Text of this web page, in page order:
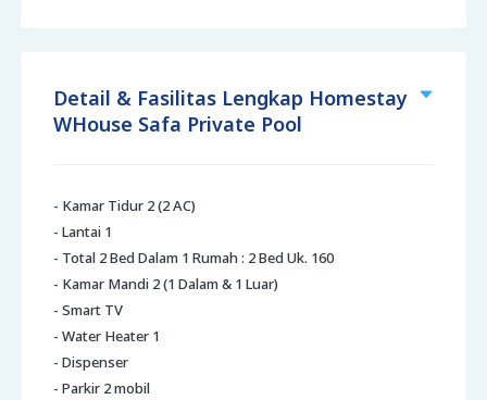
Detail & Fasilitas Lengkap Homestay
WHouse Safa Private Pool
- Kamar Tidur 2 (2 AC)
- Lantai 1
- Total 2 Bed Dalam 1 Rumah : 2 Bed Uk. 160
- Kamar Mandi 2 (1 Dalam & 1 Luar)
- Smart TV
- Water Heater 1
- Dispenser
- Parkir 2 mobil